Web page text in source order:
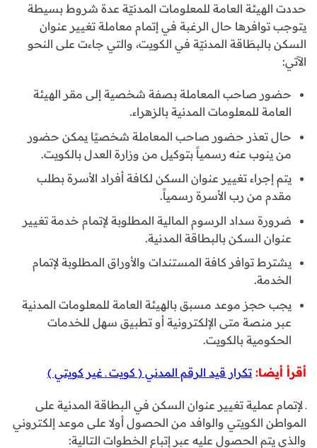
حددت الهيئة العامة للمعلومات المدنيّة عدة شروط بسيطة
يتوجب توافرها حال الرغبة في إتمام معاملة تغيير عنوان
السكن بالبطَاقة المدنيّة في الكويت، والتي جاءت على النحو
الآتي:
حضور صاحب المعاملة بصفة شخصية إلى مقر الهيئة
العامة للمعلومات المدنية بالزهراء.
حال تعذر حضور صاحب المعاملة شخصيًا يمكن حضور
من ينوب عنه رسمياً بتوكيل من وزارة العدل بالكويت.
يتم إجراء تغيير عنوان السكن لكافة أفراد الأسرة بطلب
مقدم من رب الأسرة رسمياً.
ضرورة سداد الرسوم المالية المطلوبة لإتمام خدمة تغيير
عنوان السكن بالبطاقة المدنية.
يشترط توافر كافة المستندات والأوراق المطلوبة لإتمام
الخدمة.
يجب حجز موعد مسبق بالهيئة العامة للمعلومات المدنية
عبر منصة متى الإلكترونية أو تطبيق سهل للخدمات
الحكومية بالكويت.
أقرأ أيضا: تكرار قيد الرقم المدني ( كويت ـ غير كويتي )
ـ لإتمام عملية تغيير عنوان السكن في البطاقة المدنية على
المواطن الكويتي والوافد من الحصول أولا على موعد إلكتروني
والذي يتم الحصول عليه عبر إتباع الخطوات التالية: